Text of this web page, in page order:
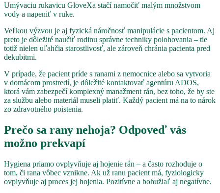
Umývaciu rukavicu GloveXa stačí namočiť malým množstvom
vody a napeniť v ruke.
Veľkou výzvou je aj fyzická náročnosť manipulácie s pacientom. Aj
preto je dôležité naučiť rodinu správne techniky polohovania – tie
totiž nielen uľahčia starostlivosť, ale zároveň chránia pacienta pred
dekubitmi.
V prípade, že pacient príde s ranami z nemocnice alebo sa vytvoria
v domácom prostredí, je dôležité kontaktovať agentúru ADOS,
ktorá vám zabezpečí komplexný manažment rán, bez toho, že by ste
za službu alebo materiál museli platiť. Každý pacient má na to nárok
zo zdravotného poistenia.
Prečo sa rany nehoja? Odpoveď vás
možno prekvapí
Hygiena priamo ovplyvňuje aj hojenie rán – a často rozhoduje o
tom, či rana vôbec vznikne. Ak už ranu pacient má, fyziologicky
ovplyvňuje aj proces jej hojenia. Pozitívne a bohužiaľ aj negatívne.